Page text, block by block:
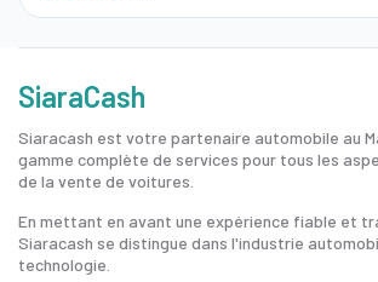
SiaraCash
Siaracash est votre partenaire automobile au
gamme complète de services pour tous les
de la vente de voitures.
En mettant en avant une expérience fiable et
Siaracash se distingue dans l'industrie
technologie.